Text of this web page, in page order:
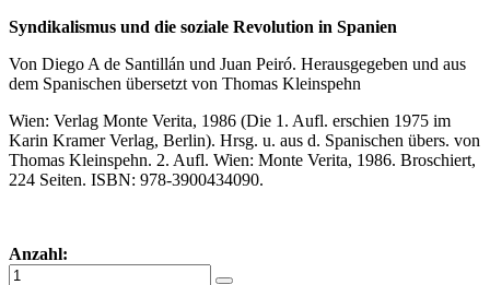
Syndikalismus und die soziale Revolution in Spanien
Von Diego A de Santillán und Juan Peiró. Herausgegeben und aus
dem Spanischen übersetzt von Thomas Kleinspehn
Wien: Verlag Monte Verita, 1986 (Die 1. Aufl. erschien 1975 im
Karin Kramer Verlag, Berlin). Hrsg. u. aus d. Spanischen übers. von
Thomas Kleinspehn. 2. Aufl. Wien: Monte Verita, 1986. Broschiert,
224 Seiten. ISBN: 978-3900434090.
Anzahl: